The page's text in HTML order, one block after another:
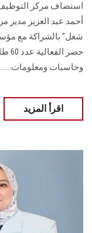
استضاف مركز
أحمد عبد العزيز مدير
شغل" بالشراكة مع
وحاسبات
اقرأ المزيد